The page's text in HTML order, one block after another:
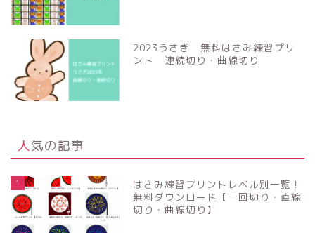
2023うさぎ 無料はさみ練習プリ
ント 連続切り・曲線切り
人気の記事
1
はさみ練習プリントレベル別一覧！
無料ダウンロード【一回切り・直線
切り・曲線切り】